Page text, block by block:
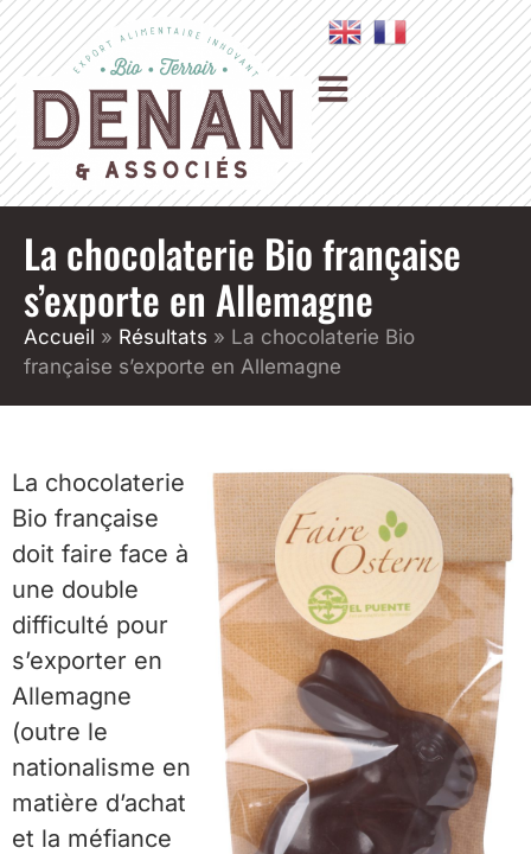
La chocolaterie Bio française
s’exporte en Allemagne
Accueil » Résultats » La chocolaterie Bio
française s’exporte en Allemagne
La chocolaterie
Bio française
doit faire face à
une double
difficulté pour
s’exporter en
Allemagne
(outre le
nationalisme en
matière d’achat
et la méfiance